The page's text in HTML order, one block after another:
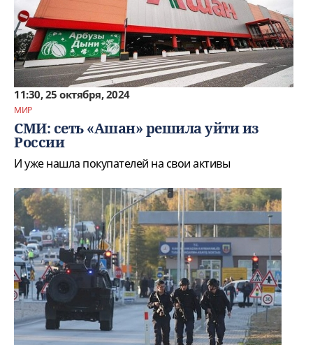
11:30, 25 октября, 2024
МИР
СМИ: сеть «Ашан» решила уйти из
России
И уже нашла покупателей на свои активы